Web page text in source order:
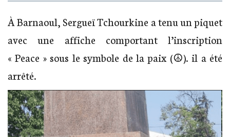
À Barnaoul, Sergueï Tchourkine a tenu un piquet
avec une affiche comportant l’inscription
« Peace » sous le symbole de la paix (☮). il a été
arrêté.